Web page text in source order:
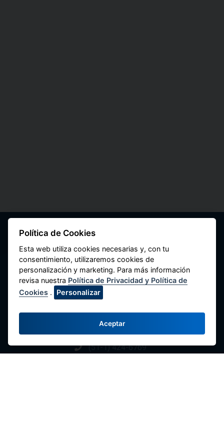
Federação Nacional de Cooperativas de
Poupança e Crédito do Peru
Lima - Perú.
(51-1) 424-6769
Política de Cookies
Esta web utiliza cookies necesarias y, con tu
consentimiento, utilizaremos cookies de
personalización y marketing. Para más información
revisa nuestra Política de Privacidad y Política de
Cookies . Personalizar
Aceptar